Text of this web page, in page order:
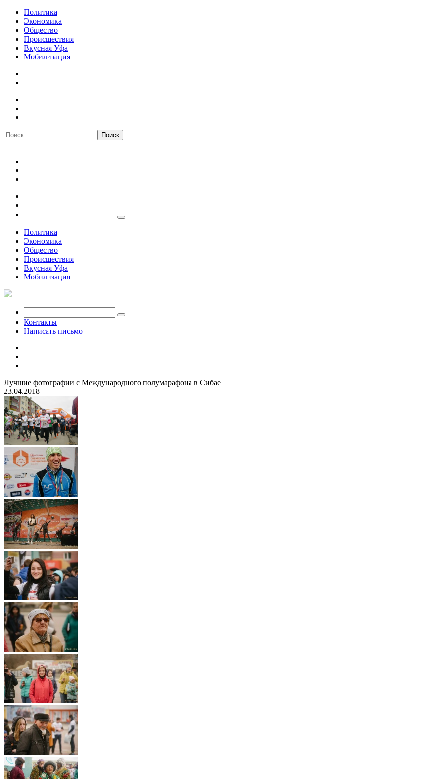
Политика
Экономика
Общество
Происшествия
Вкусная Уфа
Мобилизация
Политика
Экономика
Общество
Происшествия
Вкусная Уфа
Мобилизация
Контакты
Написать письмо
Лучшие фотографии с Международного полумарафона в Сибае
23.04.2018